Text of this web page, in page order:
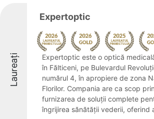
Laureați
Expertoptic
Expertoptic este o optică
în Fălticeni, pe Bulevardul
numărul 4, în apropiere de zona
Florilor. Compania are ca scop
furnizarea de soluții complete
îngrijirea sănătății vederii, oferind